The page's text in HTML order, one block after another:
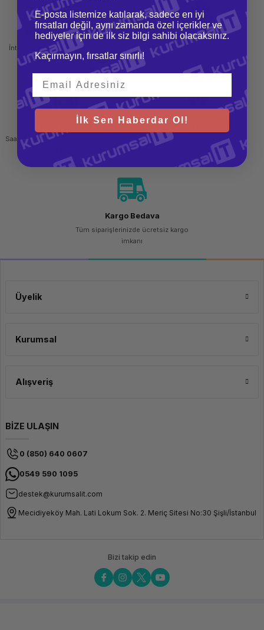
Mağazadan Teslimat
İnternetten sipariş et ve mağazadan
teslim al
İade ve Değişim
Kolay iade ve değişim imkanı
Hızlı Gönderi
Saat 15.00'a kadar yapılan siparişlerde
Güvenli Alışveriş
256 bit SSL sertifikası
Kargo Bedava
Tüm siparişlerinizde ücretsiz kargo
imkanı
Üyelik
Kurumsal
Alışveriş
BİZE ULAŞIN
0 (850) 640 0607
0549 590 1095
destek@kurumsalit.com
Mecidiyeköy Mah. Lati Lokum Sok. 2. Meriç Sitesi No:30 Şişli/İstanbul
Bizi takip edin
E-posta listemize katılarak, sadece en iyi
fırsatları değil, aynı zamanda özel içerikler ve
hediyeler için de ilk siz bilgi sahibi olacaksınız.
Kaçırmayın, fırsatlar sınırlı!
İlk Sen Haberdar Ol!